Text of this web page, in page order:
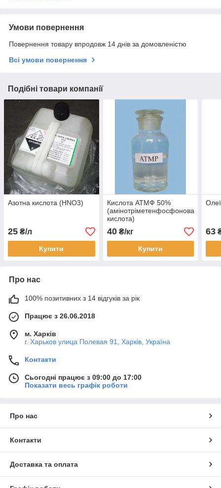
Умови повернення
Повернення товару впродовж 14 днів за домовленістю
Всі умови повернення
Подібні товари компанії
Азотна кислота (HNO3)
25 ₴/л
Купити
Кислота АТМФ 50%
(амінотріметенфосфонова
кислота)
40₴/кг
Купити
63
Про нас
100% позитивних з 14 відгуків за рік
Працює з 26.06.2018
м. Харків
г. Харьков улица Полевая 91, Харків, Україна
Контакти
Сьогодні працює з 09:00 до 17:00
Показати весь графік роботи
Про нас
Контакти
Доставка та оплата